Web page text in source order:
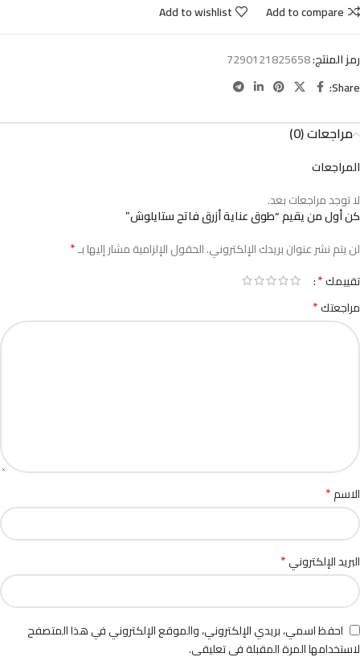
Add to compare
Add to wishlist
رمز المنتج:7290121825658
Share:
مراجعات (0)
المراجعات
لا توجد مراجعات بعد.
كن أول من يقيم “طوق عناية أزرق فاتح ستايلوش”
لن يتم نشر عنوان بريدك الإلكتروني.الحقول الإلزامية مشار إليها بـ*
تقييمك*
مراجعتك*
الاسم*
البريد الإلكتروني*
احفظ اسمي، بريدي الإلكتروني، والموقع الإلكتروني في هذا المتصفح
لاستخدامها المرة المقبلة في تعليقي.